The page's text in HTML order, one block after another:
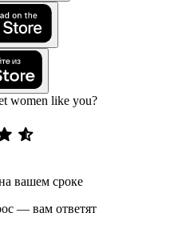
вашем сроке
— вам ответят